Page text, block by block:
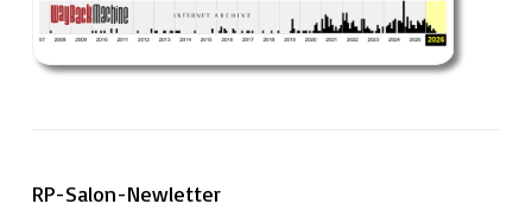
RP-Salon-Newletter